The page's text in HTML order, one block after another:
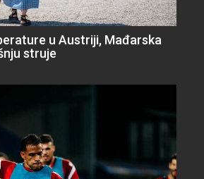
u Austriji, Mađarska
struje